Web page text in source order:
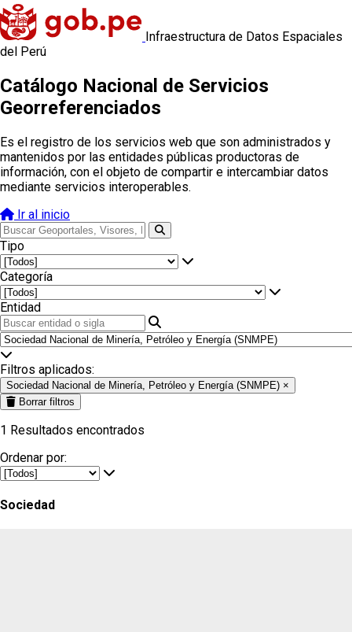
Infraestructura de Datos Espaciales
del Perú
Catálogo Nacional de Servicios
Georreferenciados
Es el registro de los servicios web que son administrados y
mantenidos por las entidades públicas productoras de
información, con el objeto de compartir e intercambiar datos
mediante servicios interoperables.
Ir al inicio
Tipo
Categoría
Entidad
Filtros aplicados:
Sociedad Nacional de Minería, Petróleo y Energía (SNMPE) ×
Borrar filtros
1 Resultados encontrados
Ordenar por:
Sociedad